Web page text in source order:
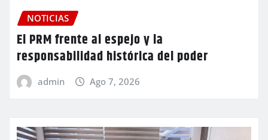
NOTICIAS
El PRM frente al espejo y la
responsabilidad histórica del poder
admin Ago 7, 2026